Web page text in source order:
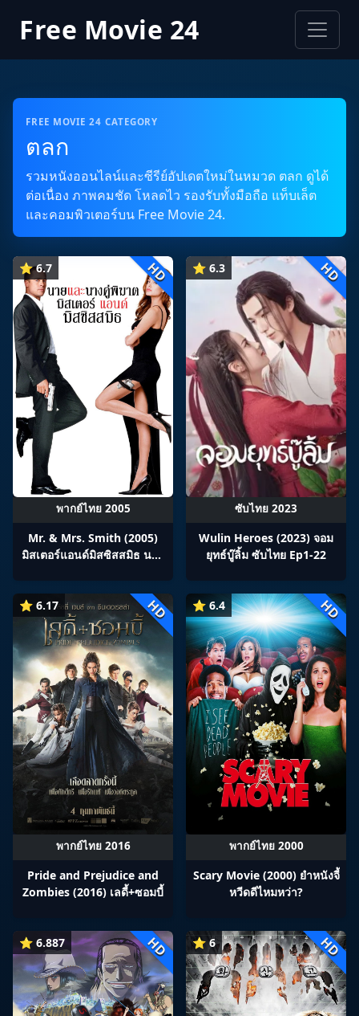
Free Movie 24
FREE MOVIE 24 CATEGORY
ตลก
รวมหนังออนไลน์และซีรีย์อัปเดตใหม่ในหมวด ตลก ดูได้
ต่อเนื่อง ภาพคมชัด โหลดไว รองรับทั้งมือถือ แท็บเล็ต
และคอมพิวเตอร์บน Free Movie 24.
⭐ 6.7 HD
พากย์ไทย 2005
Mr. & Mrs. Smith (2005)
มิสเตอร์แอนด์มิสซิสสมิธ นาย
⭐ 6.3 HD
ซับไทย 2023
Wulin Heroes (2023) จอม
ยุทธ์บู๊ลิ้ม ซับไทย Ep1-22
⭐ 6.17 HD
พากย์ไทย 2016
Pride and Prejudice and
Zombies (2016) เลดี้+ซอมบี้
⭐ 6.4 HD
พากย์ไทย 2000
Scary Movie (2000) ยำหนังจี้​
หวีดดีไหมหว่า?
⭐ 6.887 HD ⭐ 6 HD